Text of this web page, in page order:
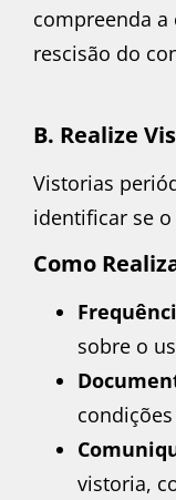
compreenda a
rescisão do
B. Realize
Vistorias
identificar se
Como
sobre o
vistoria,